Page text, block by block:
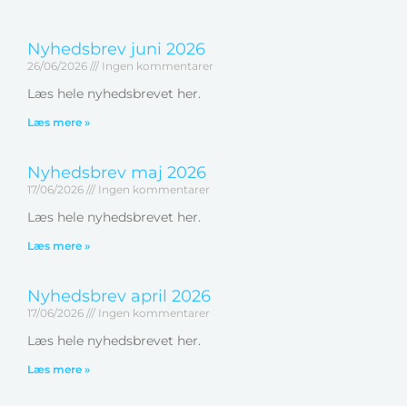
Nyhedsbrev juni 2026
26/06/2026 Ingen kommentarer
Læs hele nyhedsbrevet her.
Læs mere »
Nyhedsbrev maj 2026
17/06/2026 Ingen kommentarer
Læs hele nyhedsbrevet her.
Læs mere »
Nyhedsbrev april 2026
17/06/2026 Ingen kommentarer
Læs hele nyhedsbrevet her.
Læs mere »